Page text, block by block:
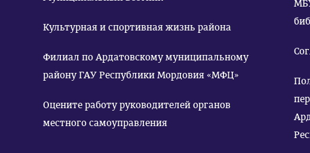
Культурная и спортивная жизнь района
Филиал по Ардатовскому муниципальному
району ГАУ Республики Мордовия «МФЦ»
Оцените работу руководителей органов
местного самоуправления